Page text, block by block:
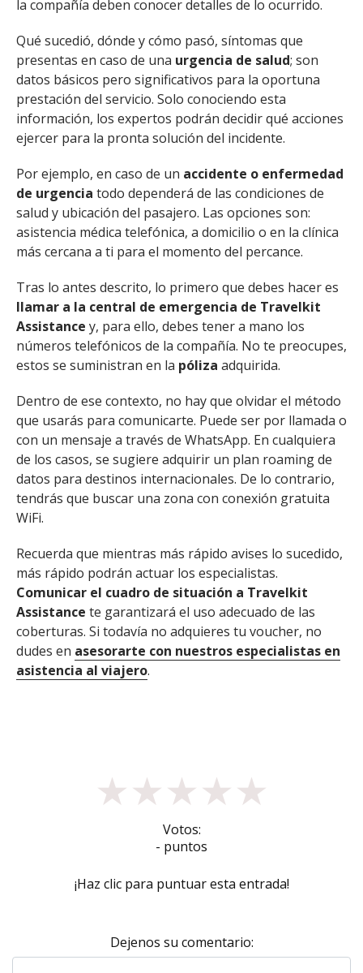
la compañía deben conocer detalles de lo ocurrido.
Qué sucedió, dónde y cómo pasó, síntomas que
presentas en caso de una urgencia de salud; son
datos básicos pero significativos para la oportuna
prestación del servicio. Solo conociendo esta
información, los expertos podrán decidir qué acciones
ejercer para la pronta solución del incidente.
Por ejemplo, en caso de un accidente o enfermedad
de urgencia todo dependerá de las condiciones de
salud y ubicación del pasajero. Las opciones son:
asistencia médica telefónica, a domicilio o en la clínica
más cercana a ti para el momento del percance.
Tras lo antes descrito, lo primero que debes hacer es
llamar a la central de emergencia de Travelkit
Assistance y, para ello, debes tener a mano los
números telefónicos de la compañía. No te preocupes,
estos se suministran en la póliza adquirida.
Dentro de ese contexto, no hay que olvidar el método
que usarás para comunicarte. Puede ser por llamada o
con un mensaje a través de WhatsApp. En cualquiera
de los casos, se sugiere adquirir un plan roaming de
datos para destinos internacionales. De lo contrario,
tendrás que buscar una zona con conexión gratuita
WiFi.
Recuerda que mientras más rápido avises lo sucedido,
más rápido podrán actuar los especialistas.
Comunicar el cuadro de situación a Travelkit
Assistance te garantizará el uso adecuado de las
coberturas. Si todavía no adquieres tu voucher, no
dudes en asesorarte con nuestros especialistas en
asistencia al viajero.
★★★★★
Votos:
- puntos
¡Haz clic para puntuar esta entrada!
Dejenos su comentario: